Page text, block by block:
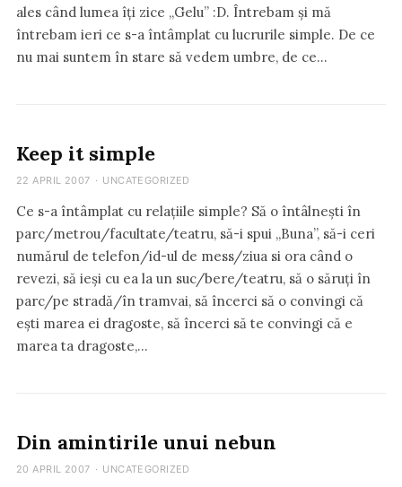
ales când lumea îți zice „Gelu” :D. Întrebam și mă
întrebam ieri ce s-a întâmplat cu lucrurile simple. De ce
nu mai suntem în stare să vedem umbre, de ce…
Keep it simple
22 APRIL 2007 · UNCATEGORIZED
Ce s-a întâmplat cu relațiile simple? Să o întâlnești în
parc/metrou/facultate/teatru, să-i spui „Buna”, să-i ceri
numărul de telefon/id-ul de mess/ziua si ora când o
revezi, să ieși cu ea la un suc/bere/teatru, să o săruți în
parc/pe stradă/în tramvai, să încerci să o convingi că
ești marea ei dragoste, să încerci să te convingi că e
marea ta dragoste,…
Din amintirile unui nebun
20 APRIL 2007 · UNCATEGORIZED